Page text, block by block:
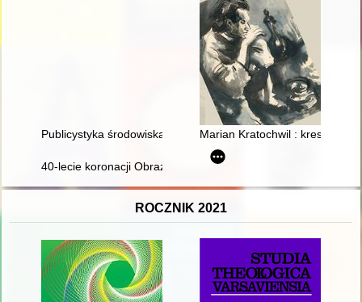
Publicystyka środowiska Niezależnej Grupy Politycznej i
Marian Kratochwil : kresy w
40-lecie koronacji Obrazu Matki Bożej Płonkowskiej w Płonce
ROCZNIK 2021